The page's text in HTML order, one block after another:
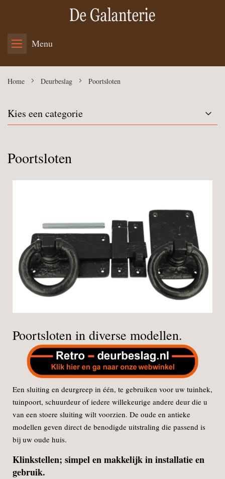
Menu
Home Deurbeslag Poortsloten
Kies een categorie
Poortsloten
Poortsloten in diverse modellen.
Een sluiting en deurgreep in één, te gebruiken voor uw tuinhek,
tuinpoort, schuurdeur of iedere willekeurige andere deur die u
van een stoere sluiting wilt voorzien. De oude en antieke
modellen geven direct de benodigde uitstraling die passend is
bij uw oude huis.
Klinkstellen; simpel en makkelijk in installatie en
gebruik.